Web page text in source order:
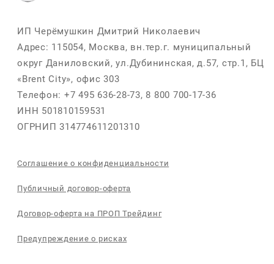
ИП Черёмушкин Дмитрий Николаевич
Адрес: 115054, Москва, вн.тер.г. муниципальный
округ Даниловский, ул.Дубининская, д.57, стр.1, БЦ
«Brent City», офис 303
Телефон: +7 495 636-28-73, 8 800 700-17-36
ИНН 501810159531
ОГРНИП 314774611201310
Соглашение о конфиденциальности
Публичный договор-оферта
Договор-оферта на ПРОП Трейдинг
Предупреждение о рисках